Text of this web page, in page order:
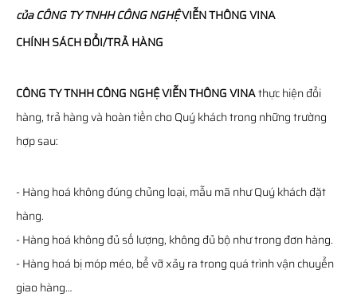
củaCÔNG TY TNHH CÔNG NGHỆVIỄN THÔNGVINA
CHÍNH SÁCH ĐỔI/TRẢ HÀNG
CÔNG TY TNHH CÔNG NGHỆ VIỄN THÔNG VINAthực hiện đổi
hàng, trả hàng và hoàn tiền cho Quý khách trong những trường
hợp sau:
- Hàng hoá không đúng chủng loại, mẫu mã như Quý khách đặt
hàng.
- Hàng hoá không đủ số lượng, không đủ bộ như trong đơn hàng.
- Hàng hoá bị móp méo, bể vỡ xảy ra trong quá trình vận chuyển
giao hàng…